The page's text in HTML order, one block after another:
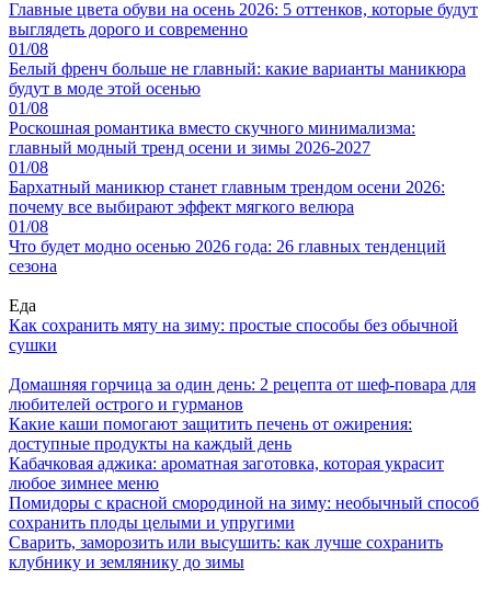
Главные цвета обуви на осень 2026: 5 оттенков, которые будут
выглядеть дорого и современно
01/08
Белый френч больше не главный: какие варианты маникюра
будут в моде этой осенью
01/08
Роскошная романтика вместо скучного минимализма:
главный модный тренд осени и зимы 2026-2027
01/08
Бархатный маникюр станет главным трендом осени 2026:
почему все выбирают эффект мягкого велюра
01/08
Что будет модно осенью 2026 года: 26 главных тенденций
сезона
Еда
Как сохранить мяту на зиму: простые способы без обычной
сушки
Домашняя горчица за один день: 2 рецепта от шеф-повара для
любителей острого и гурманов
Какие каши помогают защитить печень от ожирения:
доступные продукты на каждый день
Кабачковая аджика: ароматная заготовка, которая украсит
любое зимнее меню
Помидоры с красной смородиной на зиму: необычный способ
сохранить плоды целыми и упругими
Сварить, заморозить или высушить: как лучше сохранить
клубнику и землянику до зимы